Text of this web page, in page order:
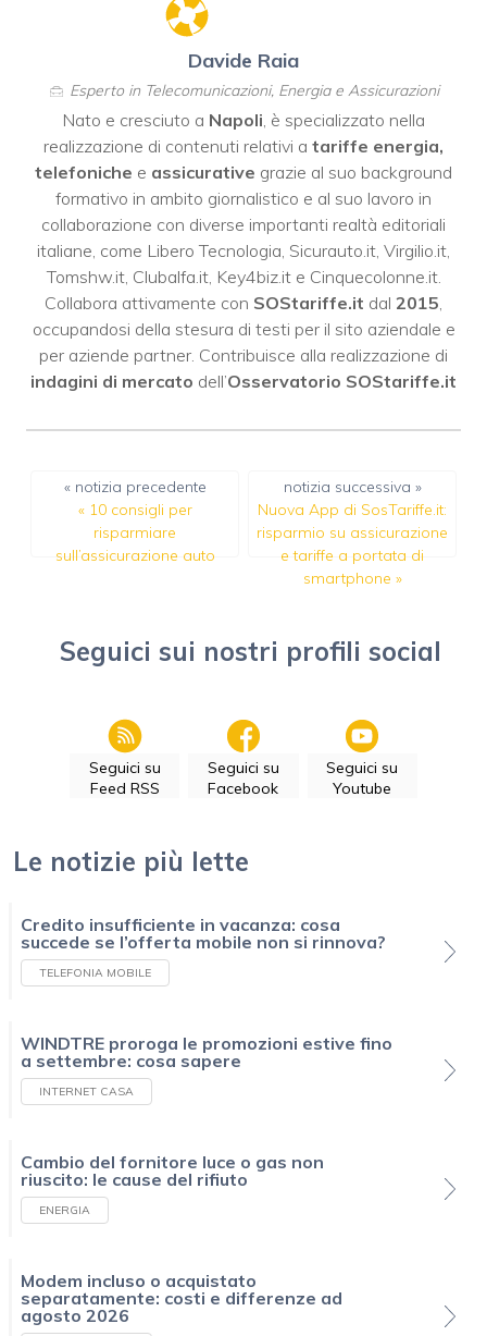
Davide Raia
Esperto in Telecomunicazioni, Energia e Assicurazioni
Nato e cresciuto a Napoli, è specializzato nella
realizzazione di contenuti relativi a tariffe energia,
telefoniche e assicurative grazie al suo background
formativo in ambito giornalistico e al suo lavoro in
collaborazione con diverse importanti realtà editoriali
italiane, come Libero Tecnologia, Sicurauto.it, Virgilio.it,
Tomshw.it, Clubalfa.it, Key4biz.ite Cinquecolonne.it.
Collabora attivamente con SOStariffe.it dal 2015,
occupandosi della stesura di testi per il sito aziendale e
per aziende partner. Contribuisce alla realizzazione di
indagini di mercato dell’Osservatorio SOStariffe.it
« notizia precedente
« 10 consigli per
risparmiare
sull’assicurazione auto
notizia successiva »
Nuova App di SosTariffe.it:
risparmio su assicurazione
e tariffe a portata di
smartphone »
Seguici sui nostri profili social
Seguici su
Feed RSS
Seguici su
Facebook
Seguici su
Youtube
Le notizie più lette
Credito insufficiente in vacanza: cosa
succede se l’offerta mobile non si rinnova?
TELEFONIA MOBILE
WINDTRE proroga le promozioni estive fino
a settembre: cosa sapere
INTERNET CASA
Cambio del fornitore luce o gas non
riuscito: le cause del rifiuto
ENERGIA
Modem incluso o acquistato
separatamente: costi e differenze ad
agosto 2026